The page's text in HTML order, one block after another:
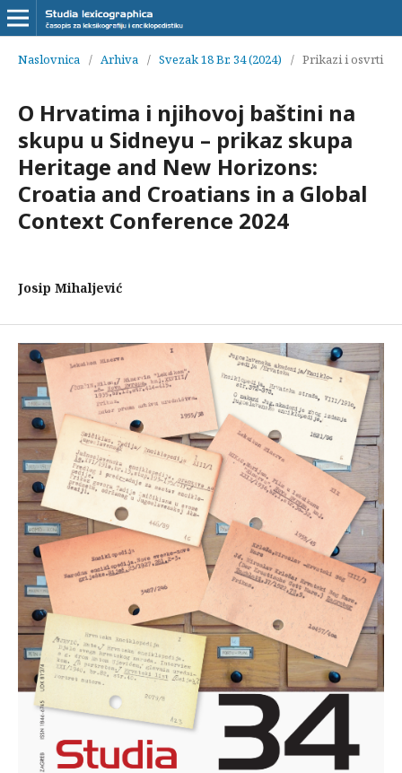
Naslovnica / Arhiva / Svezak 18 Br. 34 (2024) / Prikazi i osvrti
O Hrvatima i njihovoj baštini na
skupu u Sidneyu – prikaz skupa
Heritage and New Horizons:
Croatia and Croatians in a Global
Context Conference 2024
Josip Mihaljević